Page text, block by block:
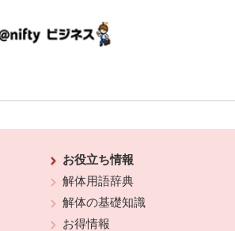
お役立ち情報
解体用語辞典
解体の基礎知識
お得情報